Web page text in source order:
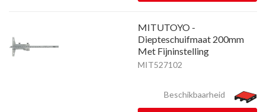
MITUTOYO -
Diepteschuifmaat 200mm
Met Fijninstelling
MIT527102
Beschikbaarheid